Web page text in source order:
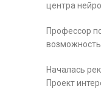
центра
Профессор
Началась
Проект